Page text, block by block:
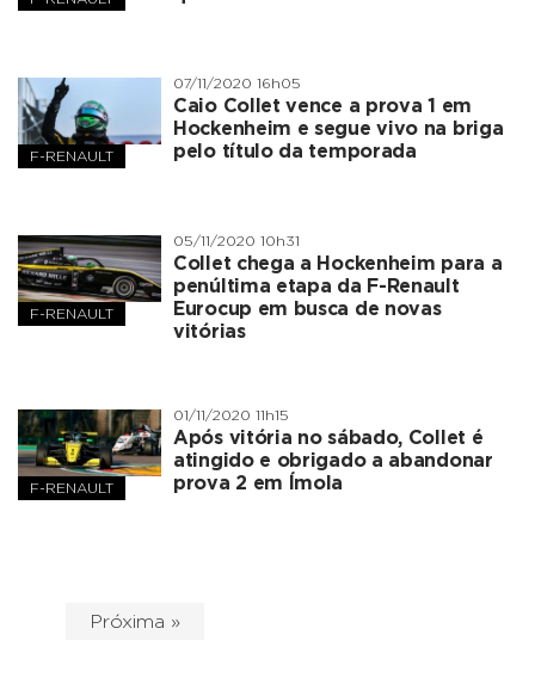
F-RENAULT
07/11/2020 16h05
Caio Collet vence a prova 1 em
Hockenheim e segue vivo na briga
pelo título da temporada
F-RENAULT
05/11/2020 10h31
Collet chega a Hockenheim para a
penúltima etapa da F-Renault
Eurocup em busca de novas
vitórias
F-RENAULT
01/11/2020 11h15
Após vitória no sábado, Collet é
atingido e obrigado a abandonar
prova 2 em Ímola
Próxima »